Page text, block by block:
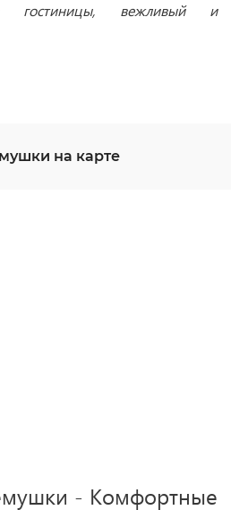
гостиницы, вежливый и
на карте
- Комфортные